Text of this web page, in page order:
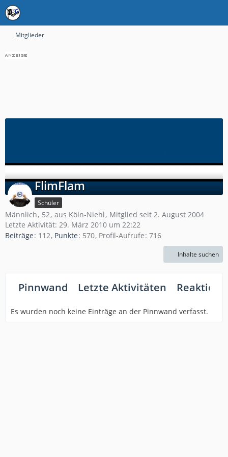
Mitglieder
FlimFlam
Schüler
Männlich 52 aus Köln-Niehl Mitglied seit 2. August 2004
Letzte Aktivität: 29. März 2010 um 22:22
Beiträge 112 Punkte 570 Profil-Aufrufe 716
Inhalte suchen
Pinnwand Letzte Aktivitäten
Es wurden noch keine Einträge an der Pinnwand verfasst.